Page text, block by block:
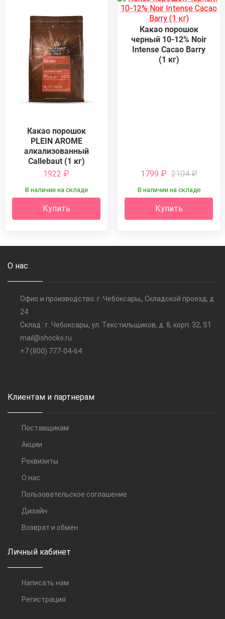
Какао порошок
PLEIN AROME
алкализованный
Callebaut (1 кг)
1922 ₽
В наличии на складе
Купить
Какао порошок
черный 10-12% Noir
Intense Cacao Barry
(1 кг)
1799 ₽ 2104₽
В наличии на складе
Купить
О нас
Офис и производство: г. Чебоксары,, Складской проезд, д.
24
Склад : г. Чебоксары, ул. Текстильщиков, д. 8, корп. 32, S1
mail@shocko.ru
+7 (800) 777-04-64
Клиентам и партнерам
Поставщикам
Акции
Реквизиты
О нас
Пользовательское соглашение
Дизайн
Возврат и обмен
Личный кабинет
Написать нам
Регистрация